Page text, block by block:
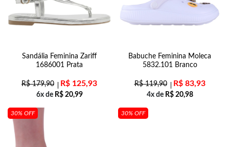
Sandália Feminina Zariff
1686001 Prata
R$179,90 R$ 125,93
6x de R$20,99
Babuche Feminina Moleca
5832.101 Branco
R$119,90 R$83,93
4x de R$20,98
30% OFF 30% OFF